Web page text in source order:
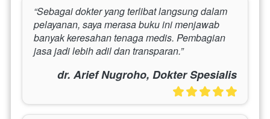
“Sebagai dokter yang terlibat langsung dalam
pelayanan, saya merasa buku ini menjawab
banyak keresahan tenaga medis. Pembagian
jasa jadi lebih adil dan transparan.”
dr. Arief Nugroho, Dokter Spesialis